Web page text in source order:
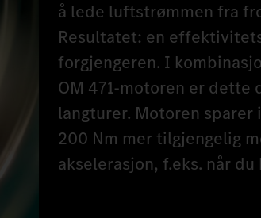
å lede luftstrømmen fra
Resultatet: en
forgjengeren. I
OM 471-motoren er
langturer. Motoren sparer
200 Nm mer tilgjengelig
akselerasjon, f.eks. når